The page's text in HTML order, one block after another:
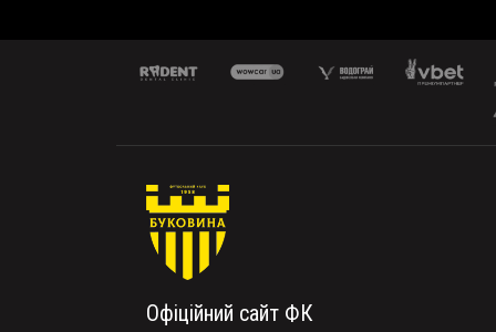
Офіційний сайт ФК